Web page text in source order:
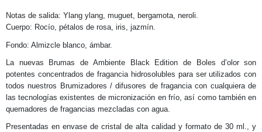
Notas de salida: Ylang ylang, muguet, bergamota, neroli.
Cuerpo: Rocío, pétalos de rosa, iris, jazmín.
Fondo: Almizcle blanco, ámbar.
La nuevas Brumas de Ambiente Black Edition de Boles d’olor son
potentes concentrados de fragancia hidrosolubles para ser utilizados con
todos nuestros Brumizadores / difusores de fragancia con cualquiera de
las tecnologías existentes de micronización en frío, así como también en
quemadores de fragancias mezcladas con agua.
Presentadas en envase de cristal de alta calidad y formato de 30 ml., y